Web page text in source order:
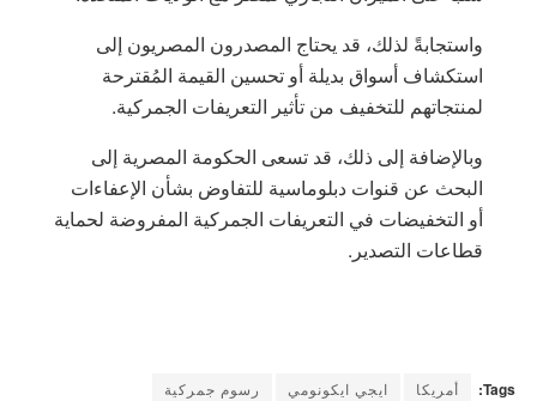
واستجابةً لذلك، قد يحتاج المصدرون المصريون إلى
استكشاف أسواق بديلة أو تحسين القيمة المُقترحة
لمنتجاتهم للتخفيف من تأثير التعريفات الجمركية.
وبالإضافة إلى ذلك، قد تسعى الحكومة المصرية إلى
البحث عن قنوات دبلوماسية للتفاوض بشأن الإعفاءات
أو التخفيضات في التعريفات الجمركية المفروضة لحماية
قطاعات التصدير.
Tags: أمريكا ايجي ايكونومي رسوم جمركية